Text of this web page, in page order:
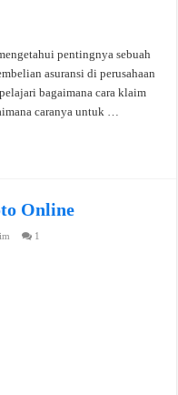
pentingnya sebuah
asuransi di perusahaan
bagaimana cara klaim
caranya untuk …
Online
1